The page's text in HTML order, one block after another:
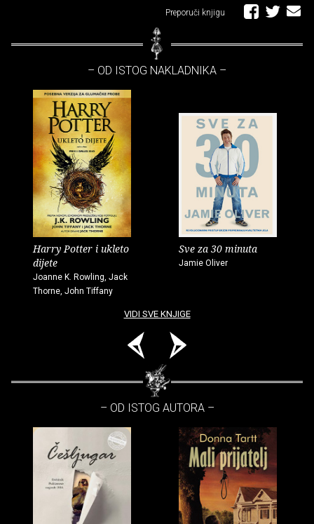
Preporuči knjigu
– OD ISTOG NAKLADNIKA –
Harry Potter i ukleto
dijete
Joanne K. Rowling, Jack
Thorne, John Tiffany
Sve za 30 minuta
Jamie Oliver
VIDI SVE KNJIGE
– OD ISTOG AUTORA –